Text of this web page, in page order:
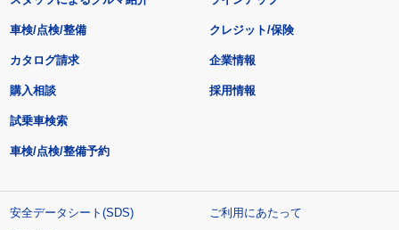
車検/点検/整備 クレジット/保険
カタログ請求
購入相談
試乗車検索
車検/点検/整備予約
企業情報
採用情報
安全データシート(SDS)
ご利用にあたって